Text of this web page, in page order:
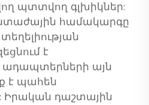
պտտվող գլխիկներ:
համակարգը
է
այն
է պահեն
դաշտային